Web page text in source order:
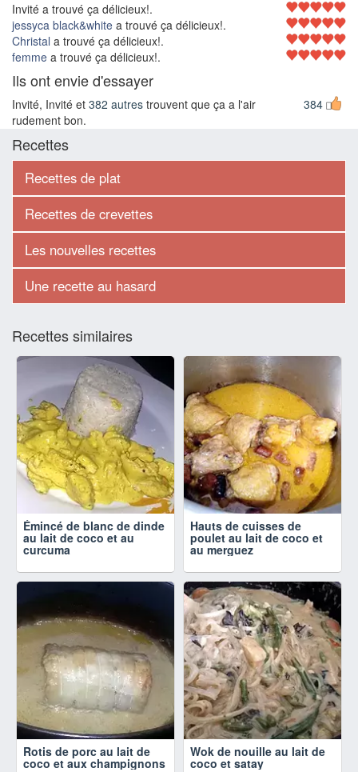
Invité a trouvé ça délicieux!.
jessyca black&white a trouvé ça délicieux!.
Christal a trouvé ça délicieux!.
femme a trouvé ça délicieux!.
Ils ont envie d'essayer
384
Invité, Invité et 382 autres trouvent que ça a l'air
rudement bon.
Recettes
Recettes de plat
Recettes de crevettes
Les nouvelles recettes
Une recette au hasard
Recettes similaires
Émincé de blanc de dinde
au lait de coco et au
curcuma
Hauts de cuisses de
poulet au lait de coco et
au merguez
Rotis de porc au lait de
coco et aux champignons
Wok de nouille au lait de
coco et satay